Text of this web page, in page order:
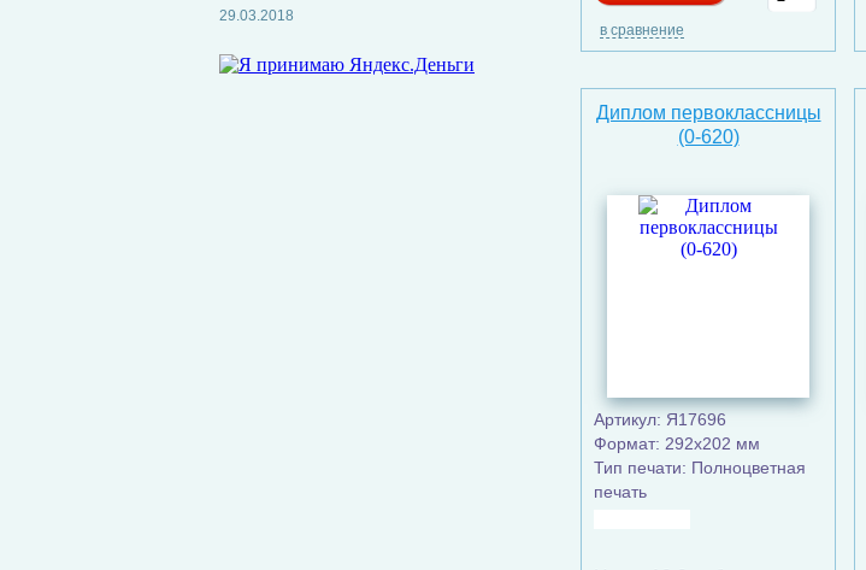
29.03.2018
в сравнение
Диплом первоклассницы
(0-620)
Артикул: Я17696
Формат: 292x202 мм
Тип печати: Полноцветная
печать